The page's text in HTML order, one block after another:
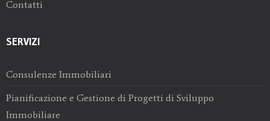
Contatti
SERVIZI
Consulenze Immobiliari
Pianificazione e Gestione di Progetti di Sviluppo
Immobiliare